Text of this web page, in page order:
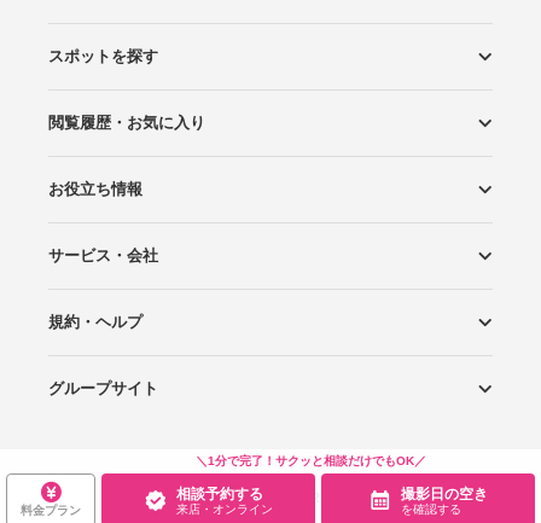
＼1分で完了！サクッと相談だけでもOK／
料金プラン
相談予約する
来店・オンライン
撮影日の空き
を確認する
エリアから探す
こだわりから探す
NEW PHOTO STYLE
プランから探す
フォトタイプ診断
フォトグラファーから探す
国内リゾートから探す
スポットを探す
ロケーションから探す
スタジオから探す
閲覧履歴・お気に入り
閲覧スタジオ
お気に入り
お役立ち情報
Wedding Photo マガジン
はじめてガイド
サービス・会社
Photoraitとは
スタジオの掲載について
お問い合わせ
運営会社
サイトマップ
規約・ヘルプ
プライバシーポリシー
利用規約
ヘルプ
グループサイト
Wedding Park 海外
Copyright©WEDDING PARK CO.,LTD.